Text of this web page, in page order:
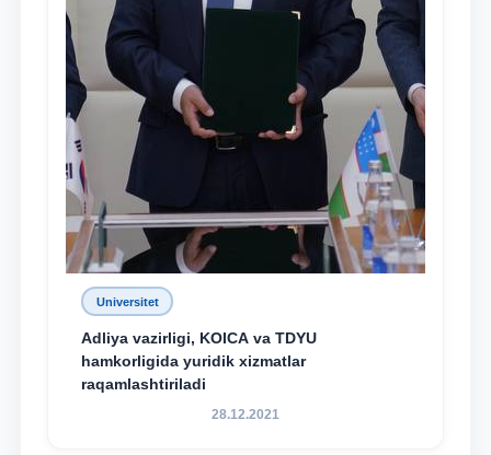
Universitet
Adliya vazirligi, KOICA va TDYU
hamkorligida yuridik xizmatlar
raqamlashtiriladi
28.12.2021